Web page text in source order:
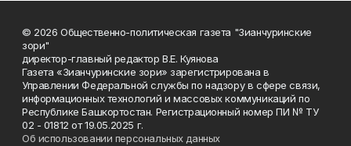
© 2026 Общественно-политическая газета "Зианчуринские
зори"
директор-главный редактор В.Е. Куянова
Газета «Зианчуринские зори» зарегистрирована в
Управлении Федеральной службы по надзору в сфере связи,
информационных технологий и массовых коммуникаций по
Республике Башкортостан. Регистрационный номер ПИ № ТУ
02 - 01812 от 19.05.2025 г.
Об использовании персональных данных